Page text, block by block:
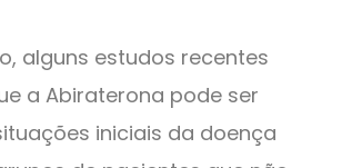
alguns estudos recentes
a Abiraterona pode ser
iniciais da doença